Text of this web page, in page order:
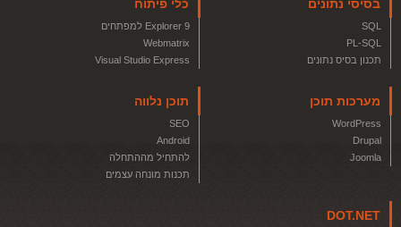
בסיסי נתונים
SQL
PL-SQL
תכנון בסיס נתונים
כלי פיתוח
Explorer 9 למפתחים
Webmatrix
Visual Studio Express
מערכות תוכן
WordPress
Drupal
Joomla
תוכן נלווה
SEO
Android
להתחיל מההתחלה
תכנות מונחה עצמים
DOT.NET